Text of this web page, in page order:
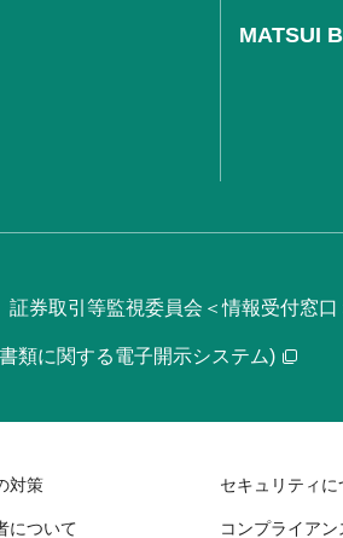
MATSUI
証券取引等監視委員会＜情報受付窓口
類に関する電子開示システム)
対策 セキュリティに
について コンプライアン